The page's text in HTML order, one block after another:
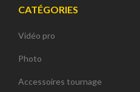
CATÉGORIES
Vidéo pro
Photo
Accessoires tournage